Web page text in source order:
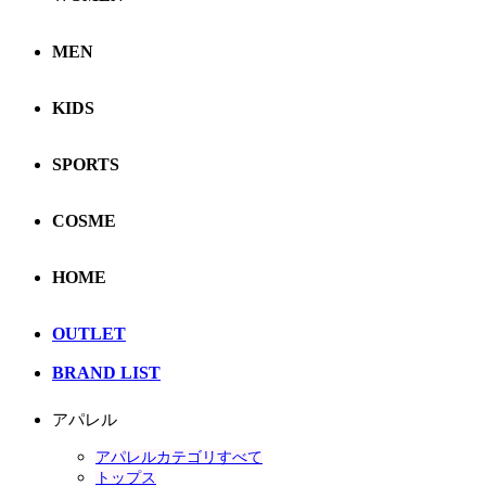
MEN
KIDS
SPORTS
COSME
HOME
OUTLET
BRAND LIST
アパレル
アパレルカテゴリすべて
トップス